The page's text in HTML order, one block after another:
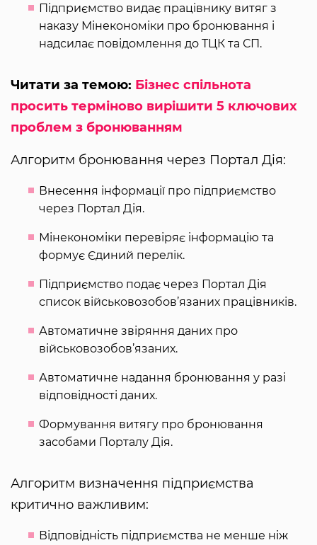
Підприємство видає працівнику витяг з
наказу Мінекономіки про бронювання і
надсилає повідомлення до ТЦК та СП.
Читати за темою: Бізнес спільнота
просить терміново вирішити 5 ключових
проблем з бронюванням
Алгоритм бронювання через Портал Дія:
Внесення інформації про підприємство
через Портал Дія.
Мінекономіки перевіряє інформацію та
формує Єдиний перелік.
Підприємство подає через Портал Дія
список військовозобов’язаних працівників.
Автоматичне звіряння даних про
військовозобов’язаних.
Автоматичне надання бронювання у разі
відповідності даних.
Формування витягу про бронювання
засобами Порталу Дія.
Алгоритм визначення підприємства
критично важливим:
Відповідність підприємства не менше ніж